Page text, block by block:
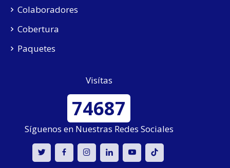
Colaboradores
Cobertura
Paquetes
Visítas
74687
Síguenos en Nuestras Redes Sociales